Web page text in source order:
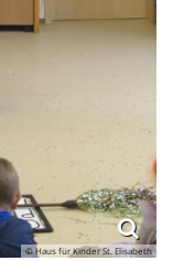
© Haus für Kinder St. Elisabeth